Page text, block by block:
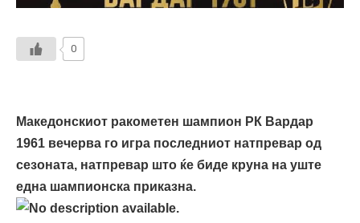
0
Македонскиот ракометен шампион РК Вардар
1961 вечерва го игра последниот натпревар од
сезоната, натпревар што ќе биде круна на уште
една шампионска приказна.